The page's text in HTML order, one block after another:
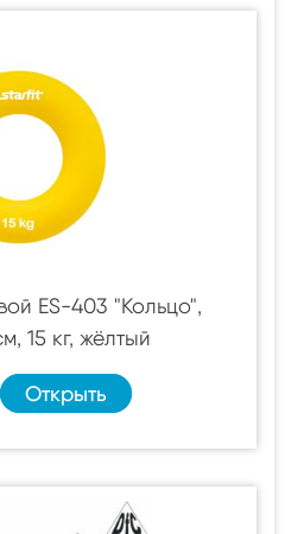
ES-403 "Кольцо",
15 кг, жёлтый
Открыть